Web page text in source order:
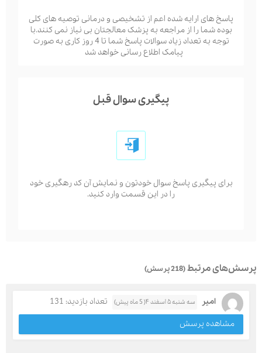
پاسخ های ارایه شده اعم از تشخیصی و درمانی توصیه های کلی
بوده شما را از مراجعه به پزشک معالجتان بی نیاز نمی کنند.با
توجه به تعداد زیاد سوالات پاسخ شما تا 4 روز کاری به صورت
پیامک اطلاع رسانی خواهد شد
پیگیری سوال قبل
برای پیگیری پاسخ سوال خودتون و نمایش آن کد رهگیری خود
را در این قسمت وارد کنید.
پرسش‌های مرتبط(218 پرسش)
امیر سه شنبه ۵ اسفند ۴( 5 ماه پیش)
تعداد بازدید: 131
مشاهده پرسش